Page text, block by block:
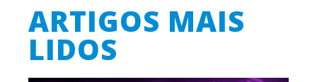
ARTIGOS MAIS
LIDOS